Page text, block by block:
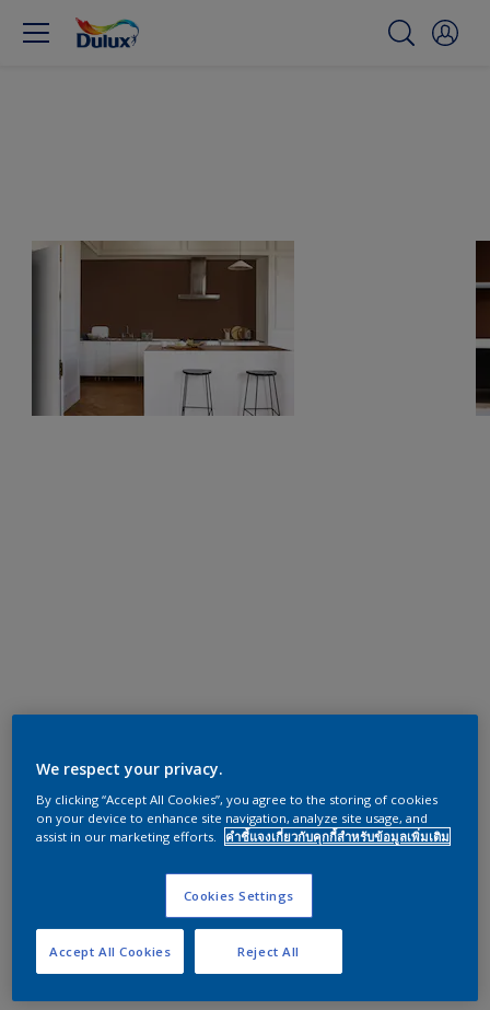
We respect your privacy.
By clicking “Accept All Cookies”, you agree to the storing of cookies
on your device to enhance site navigation, analyze site usage, and
assist in our marketing efforts.
คำชี้แจงเกี่ยวกับคุกกี้สำหรับข้อมูลเพิ่มเติม
Cookies Settings
Reject All
Accept All Cookies